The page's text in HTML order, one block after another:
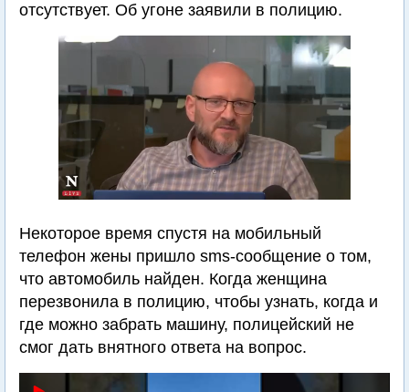
отсутствует. Об угоне заявили в полицию.
Некоторое время спустя на мобильный
телефон жены пришло sms-сообщение о том,
что автомобиль найден. Когда женщина
перезвонила в полицию, чтобы узнать, когда и
где можно забрать машину, полицейский не
смог дать внятного ответа на вопрос.